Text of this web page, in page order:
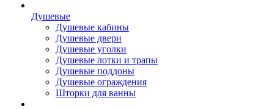
Душевые
Душевые кабины
Душевые двери
Душевые уголки
Душевые лотки и трапы
Душевые поддоны
Душевые ограждения
Шторки для ванны